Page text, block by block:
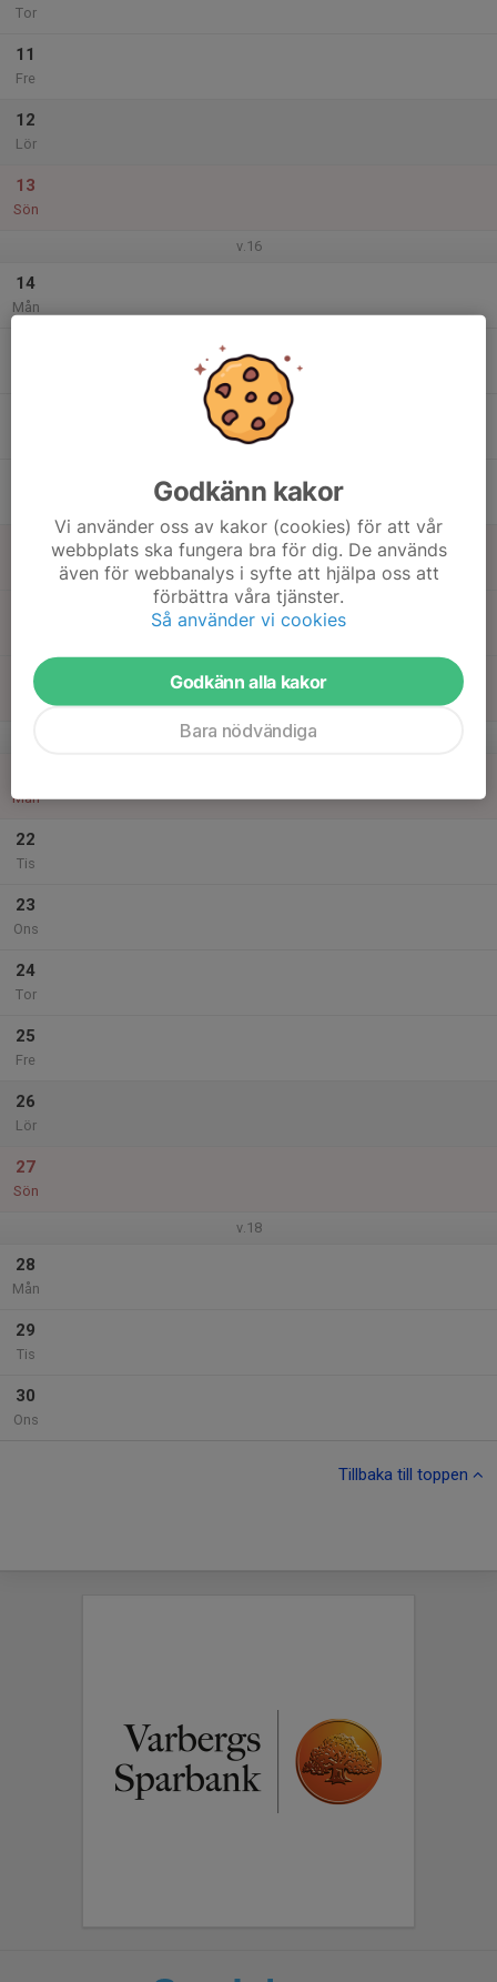
Tor
11
Fre
12
Lör
13
Sön
v.16
14
Mån
20
Sön
v.17
Mån
22
Tis
23
Ons
24
Tor
25
Fre
26
Lör
27
Sön
v.18
28
Mån
29
Tis
30
Ons
Tillbaka till toppen
Godkänn kakor
Vi använder oss av kakor (cookies) för att vår
webbplats ska fungera bra för dig. De används
även för webbanalys i syfte att hjälpa oss att
förbättra våra tjänster.
Så använder vi cookies
Godkänn alla kakor
Bara nödvändiga